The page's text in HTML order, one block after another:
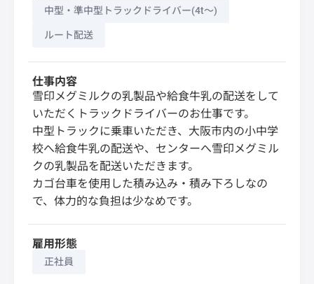
中型・準中型トラックドライバー(4t～)
ルート配送
仕事内容
雪印メグミルクの乳製品や給食牛乳の配送をして
いただくトラックドライバーのお仕事です。
中型トラックに乗車いただき、大阪市内の小中学
校へ給食牛乳の配送や、センターへ雪印メグミル
クの乳製品を配送いただきます。
カゴ台車を使用した積み込み・積み下ろしなの
で、体力的な負担は少なめです。
雇用形態
正社員